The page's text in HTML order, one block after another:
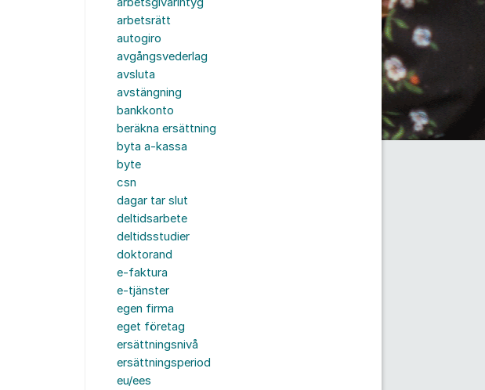
arbetsrätt
autogiro
avgångsvederlag
avsluta
avstängning
bankkonto
beräkna ersättning
byta a-kassa
byte
csn
dagar tar slut
deltidsarbete
deltidsstudier
doktorand
e-faktura
e-tjänster
egen firma
eget företag
ersättningsnivå
ersättningsperiod
eu/ees